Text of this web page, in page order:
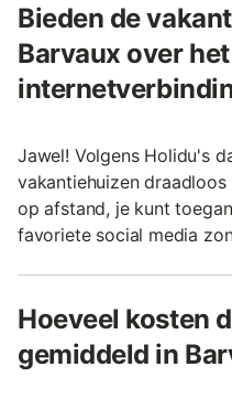
Bieden de
Barvaux over
Jawel! Volgens Holidu's
vakantiehuizen
op afstand, je kunt
favoriete social media
Hoeveel kosten
gemiddeld in